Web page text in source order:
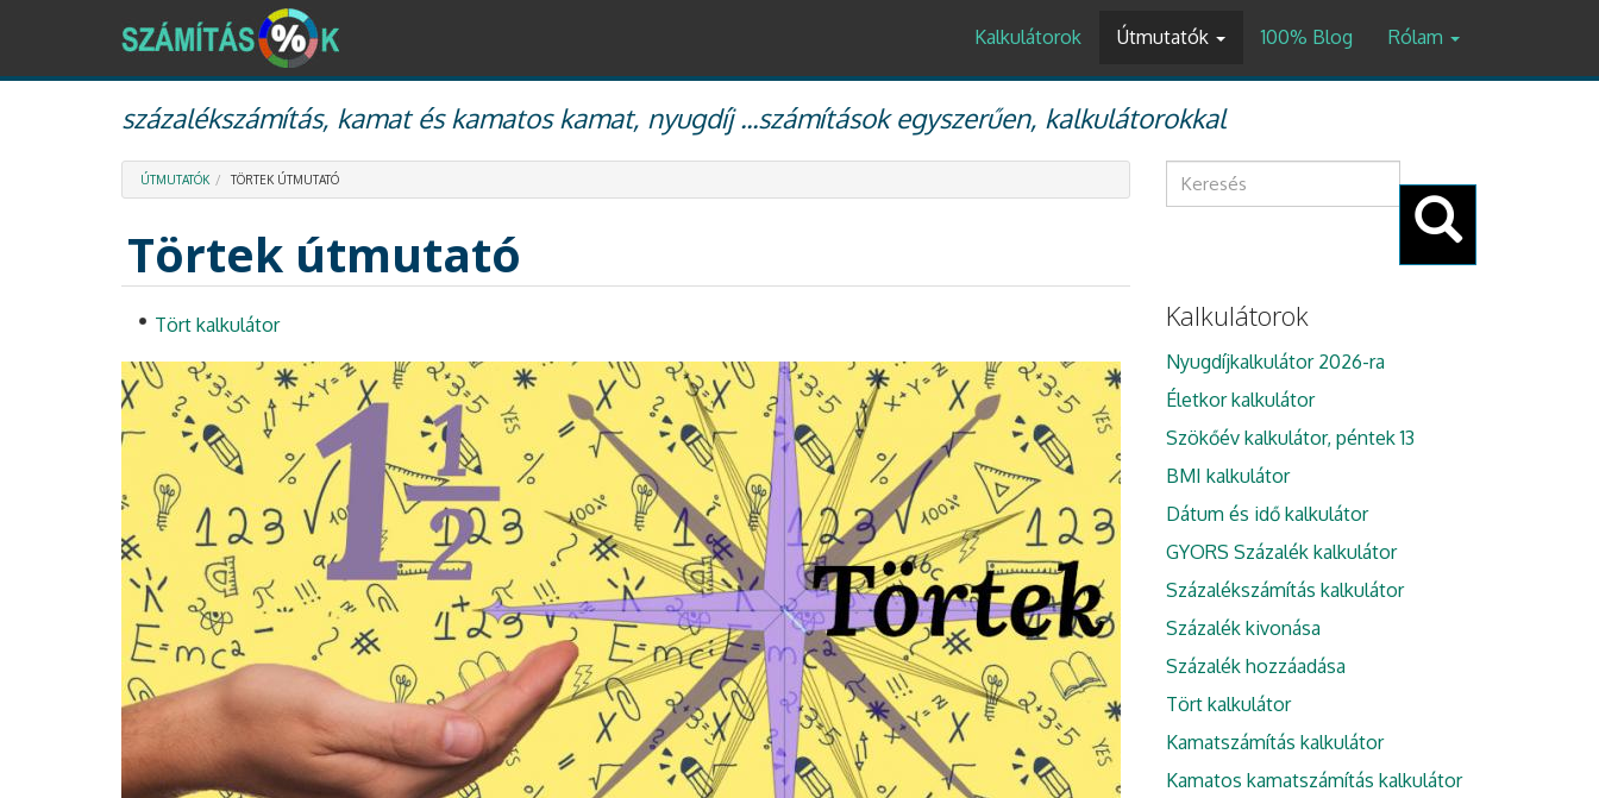
Kalkulátorok Útmutatók 100% Blog Rólam
százalékszámítás, kamat és kamatos kamat, nyugdíj ...számítások egyszerűen, kalkulátorokkal
ÚTMUTATÓK TÖRTEK ÚTMUTATÓ
Törtek útmutató
Tört kalkulátor
Keresés
űrlap
Kalkulátorok
Nyugdíjkalkulátor 2026-ra
Életkor kalkulátor
Szökőév kalkulátor, péntek 13
BMI kalkulátor
Dátum és idő kalkulátor
GYORS Százalék kalkulátor
Százalékszámítás kalkulátor
Százalék kivonása
Százalék hozzáadása
Tört kalkulátor
Kamatszámítás kalkulátor
Kamatos kamatszámítás kalkulátor